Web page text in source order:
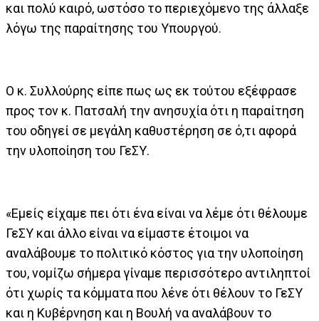
και πολύ καιρό, ωστόσο το περιεχόμενο της άλλαξε
λόγω της παραίτησης του Υπουργού.
Ο κ. Συλλούρης είπε πως ως εκ τούτου εξέφρασε
προς τον κ. Πατσαλή την ανησυχία ότι η παραίτηση
του οδηγεί σε μεγάλη καθυστέρηση σε ό,τι αφορά
την υλοποίηση του ΓεΣΥ.
«Εμείς είχαμε πει ότι ένα είναι να λέμε ότι θέλουμε
ΓεΣΥ και άλλο είναι να είμαστε έτοιμοι να
αναλάβουμε το πολιτικό κόστος για την υλοποίηση
του, νομίζω σήμερα γίναμε περισσότερο αντιληπτοί
ότι χωρίς τα κόμματα που λένε ότι θέλουν το ΓεΣΥ
και η Κυβέρνηση και η Βουλή να αναλάβουν το